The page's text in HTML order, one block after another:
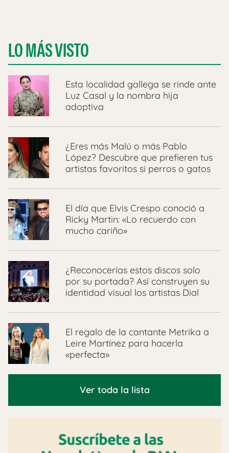
LO MÁS VISTO
Esta localidad gallega se rinde ante
Luz Casal y la nombra hija
adoptiva
¿Eres más Malú o más Pablo
López? Descubre que prefieren tus
artistas favoritos si perros o gatos
El día que Elvis Crespo conoció a
Ricky Martin: «Lo recuerdo con
mucho cariño»
¿Reconocerías estos discos solo
por su portada? Así construyen su
identidad visual los artistas Dial
El regalo de la cantante Metrika a
Leire Martínez para hacerla
«perfecta»
Ver toda la lista